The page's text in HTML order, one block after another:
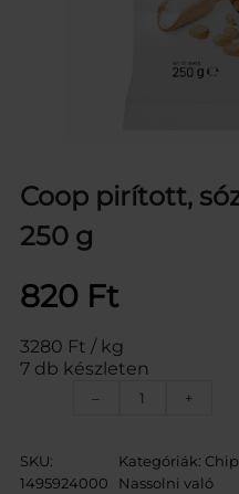
Coop pirított,
250 g
820 Ft
3280 Ft / kg
7 db készleten
–
C
P
F
+
SKU:
1495924000
Kategóriák:
Nassolni való